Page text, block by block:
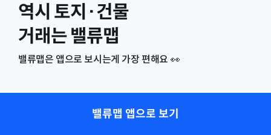
역시 토지·건물
거래는 밸류맵
밸류맵은 앱으로 보시는게 가장 편해요 👀
밸류맵 앱으로 보기